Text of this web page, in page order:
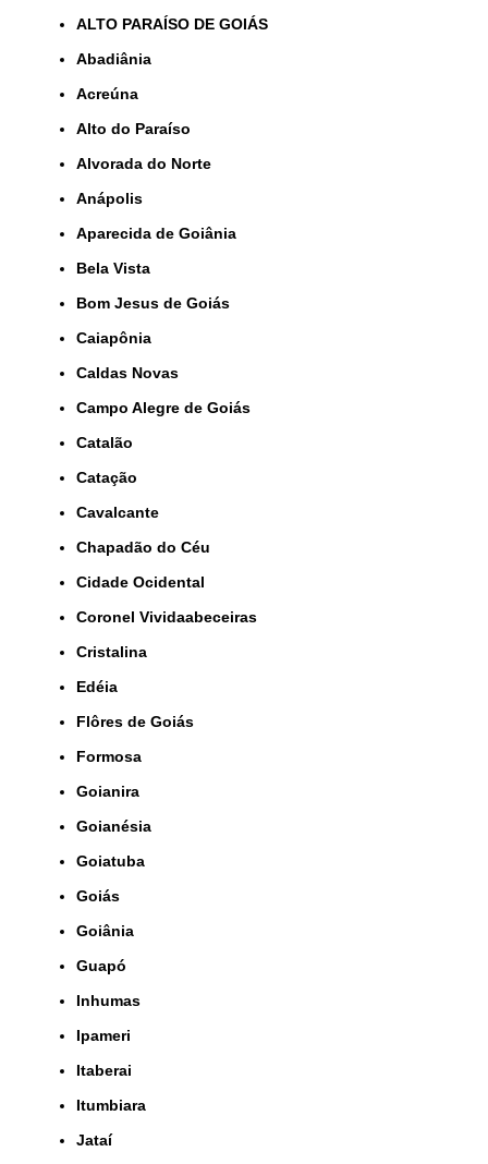
ALTO PARAÍSO DE GOIÁS
Abadiânia
Acreúna
Alto do Paraíso
Alvorada do Norte
Anápolis
Aparecida de Goiânia
Bela Vista
Bom Jesus de Goiás
Caiapônia
Caldas Novas
Campo Alegre de Goiás
Catalão
Catação
Cavalcante
Chapadão do Céu
Cidade Ocidental
Coronel Vividaabeceiras
Cristalina
Edéia
Flôres de Goiás
Formosa
Goianira
Goianésia
Goiatuba
Goiás
Goiânia
Guapó
Inhumas
Ipameri
Itaberai
Itumbiara
Jataí